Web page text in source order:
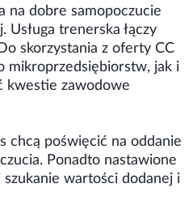
na dobre samopoczucie
trenerska łączy
skorzystania z oferty CC
mikroprzedsiębiorstw, jak i
kwestie zawodowe
chcą poświęcić na oddanie
Ponadto nastawione
wartości dodanej i